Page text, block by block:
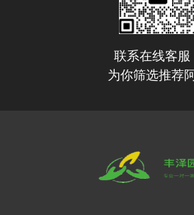
联系在线客服
为你筛选推荐